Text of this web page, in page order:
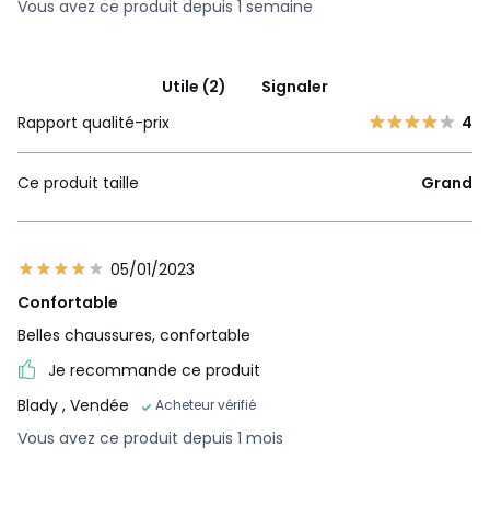
Vous avez ce produit depuis 1 semaine
Utile (2)
Signaler
Rapport qualité-prix
4
Ce produit taille Grand
05/01/2023
Confortable
Belles chaussures, confortable
Je recommande ce produit
Blady , Vendée Acheteur vérifié
Vous avez ce produit depuis 1 mois